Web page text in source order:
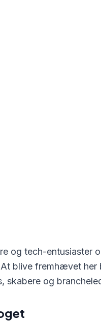
og tech-entusiaster
blive fremhævet her
skabere og